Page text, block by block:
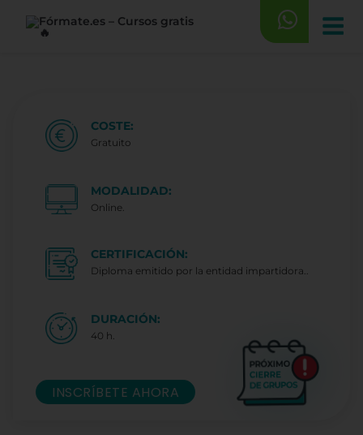
COSTE:
Gratuito
MODALIDAD:
Online.
CERTIFICACIÓN:
Diploma emitido por la entidad impartidora..
DURACIÓN:
40 h.
INSCRÍBETE AHORA